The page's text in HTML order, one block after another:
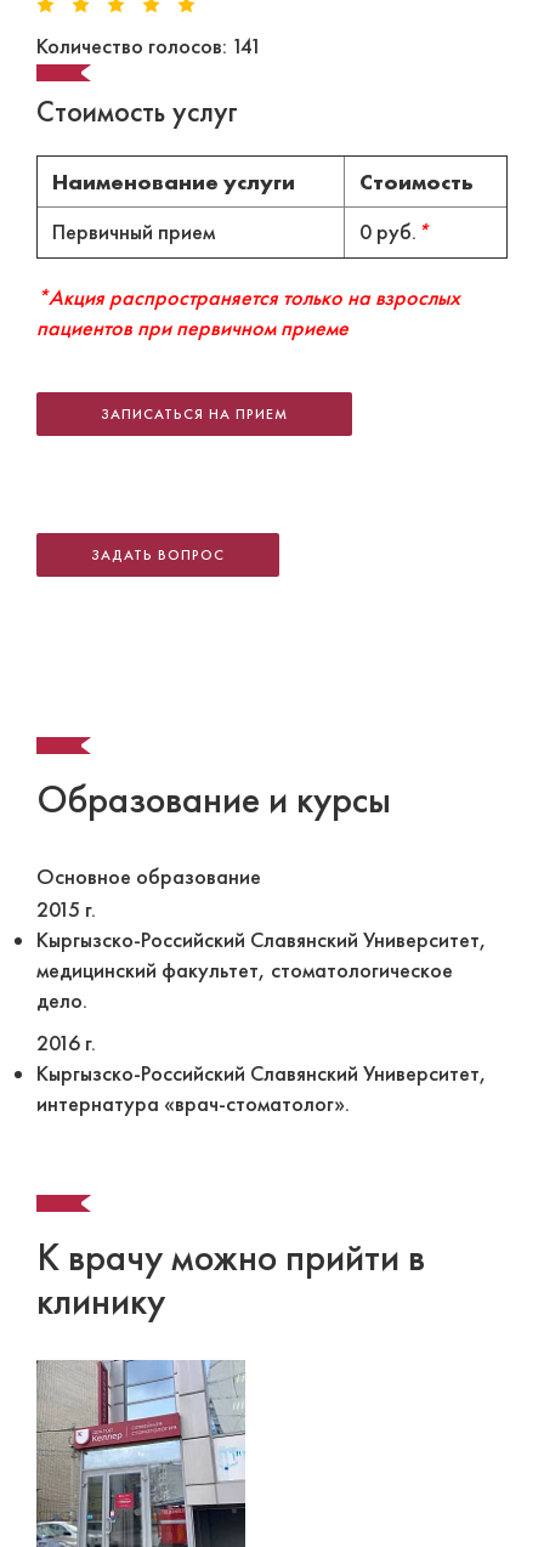
Количество голосов: 141
Стоимость услуг
Наименование услуги Стоимость
Первичный прием 0 руб. *
*Акция распространяется только на взрослых
пациентов при первичном приеме
ЗАПИСАТЬСЯ НА ПРИЕМ
ЗАДАТЬ ВОПРОС
Образование и курсы
Основное образование
2015 г.
Кыргызско-Российский Славянский Университет,
медицинский факультет, стоматологическое
дело.
2016 г.
Кыргызско-Российский Славянский Университет,
интернатура «врач-стоматолог».
К врачу можно прийти в
клинику